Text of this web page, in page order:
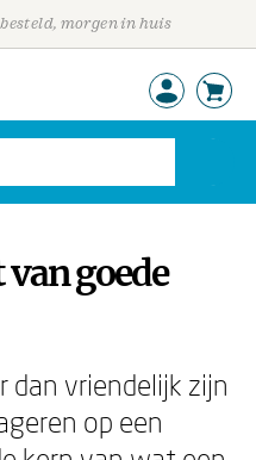
morgen in huis
goede
dan vriendelijk zijn
op een